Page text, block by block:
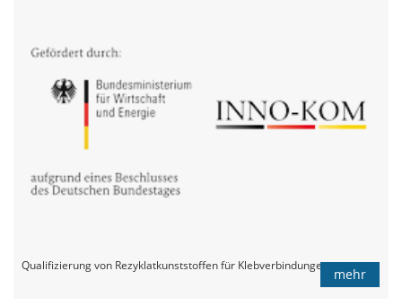
Qualifizierung von Rezyklatkunststoffen für Klebverbindungen
mehr